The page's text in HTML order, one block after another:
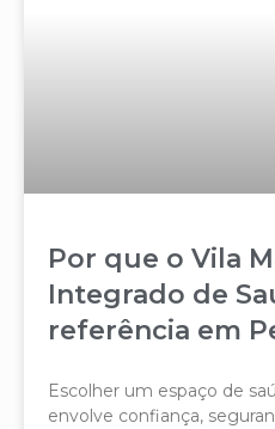
Por que o Vila
Integrado de
referência em
Escolher um espaço de
envolve confiança,